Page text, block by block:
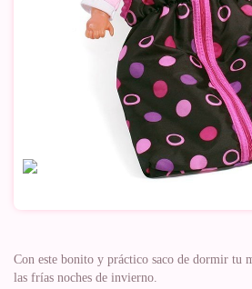
Con este bonito y práctico saco de dormir tu
las frías noches de invierno.